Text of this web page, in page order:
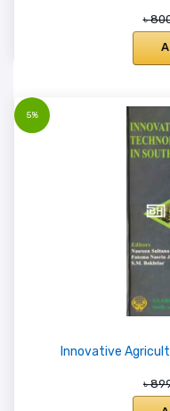
৳
5%
Innovative
৳